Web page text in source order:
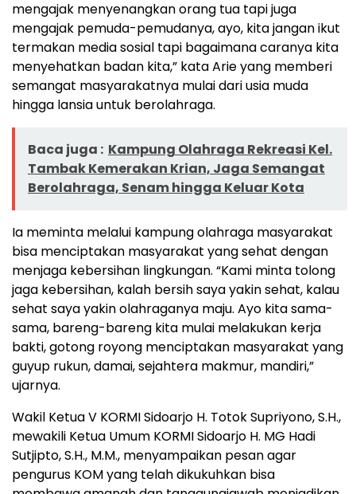
mengajak menyenangkan orang tua tapi juga
mengajak pemuda-pemudanya, ayo, kita jangan ikut
termakan media sosial tapi bagaimana caranya kita
menyehatkan badan kita,” kata Arie yang memberi
semangat masyarakatnya mulai dari usia muda
hingga lansia untuk berolahraga.
Baca juga : Kampung Olahraga Rekreasi Kel.
Tambak Kemerakan Krian, Jaga Semangat
Berolahraga, Senam hingga Keluar Kota
Ia meminta melalui kampung olahraga masyarakat
bisa menciptakan masyarakat yang sehat dengan
menjaga kebersihan lingkungan. “Kami minta tolong
jaga kebersihan, kalah bersih saya yakin sehat, kalau
sehat saya yakin olahraganya maju. Ayo kita sama-
sama, bareng-bareng kita mulai melakukan kerja
bakti, gotong royong menciptakan masyarakat yang
guyup rukun, damai, sejahtera makmur, mandiri,”
ujarnya.
Wakil Ketua V KORMI Sidoarjo H. Totok Supriyono, S.H.,
mewakili Ketua Umum KORMI Sidoarjo H. MG Hadi
Sutjipto, S.H., M.M., menyampaikan pesan agar
pengurus KOM yang telah dikukuhkan bisa